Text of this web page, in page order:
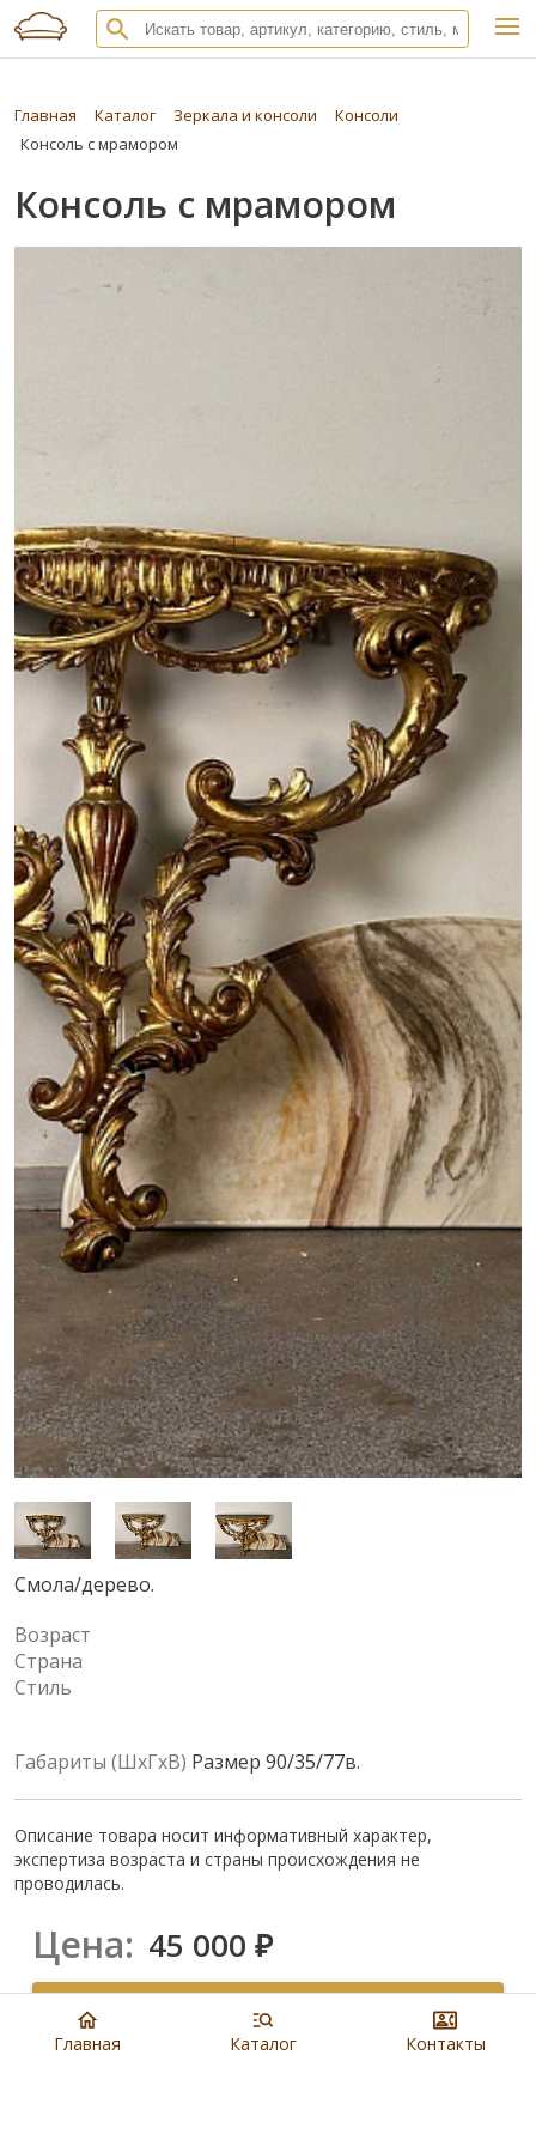
Главная Каталог Зеркала и консоли
Консоли
Консоль с мрамором
Консоль с мрамором
Смола/дерево.
Возраст
Страна
Стиль
Габариты (ШхГхВ) Размер 90/35/77в.
Описание товара носит информативный характер,
экспертиза возраста и страны происхождения не
проводилась.
Цена: 45 000 ₽
Главная Каталог Контакты